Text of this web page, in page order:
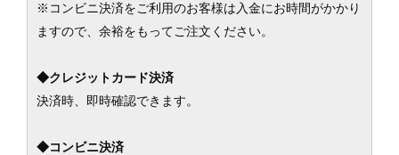
※コンビニ決済をご利用のお客様は入金にお時間がかかり
ますので、余裕をもってご注文ください。
◆クレジットカード決済
決済時、即時確認できます。
◆コンビニ決済